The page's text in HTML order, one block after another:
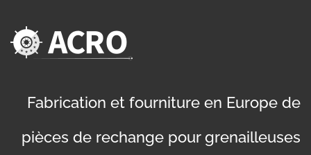
Fabrication et fourniture en Europe de
pièces de rechange pour grenailleuses